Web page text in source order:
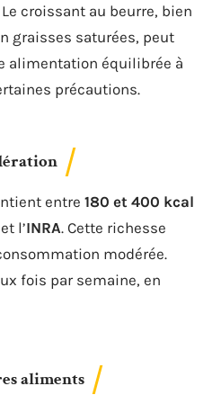
croissant au beurre, bien
graisses saturées, peut
alimentation équilibrée à
précautions.
entre 180 et 400 kcal
et l’INRA. Cette richesse
modérée.
fois par semaine, en
aliments